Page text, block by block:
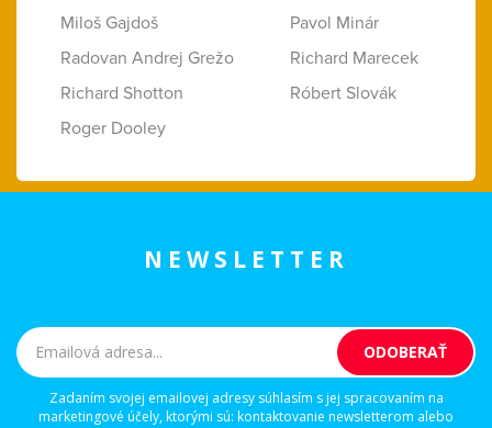
Miloš Gajdoš
Pavol Minár
Radovan Andrej Grežo
Richard Marecek
Richard Shotton
Róbert Slovák
Roger Dooley
NEWSLETTER
Zadaním svojej emailovej adresy súhlasím s jej spracovaním na
marketingové účely, ktorými sú: kontaktovanie newsletterom alebo